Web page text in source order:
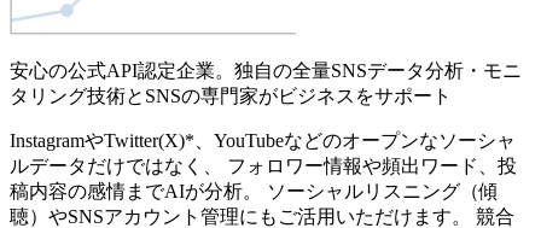
安心の公式API認定企業。独自の全量SNSデータ分析・モニ
タリング技術とSNSの専門家がビジネスをサポート
InstagramやTwitter(X)*、YouTubeなどのオープンなソーシャ
ルデータだけではなく、 フォロワー情報や頻出ワード、投
稿内容の感情までAIが分析。 ソーシャルリスニング（傾
聴）やSNSアカウント管理にもご活用いただけます。 競合